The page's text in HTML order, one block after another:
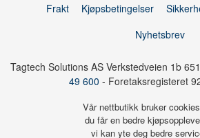
Frakt Kjøpsbetingelser
Nyhetsbrev
Tagtech Solutions AS Verkstedveien 1b
49 600 - Foretaksregisteret
Vår nettbutikk bruker
du får en bedre
vi kan yte deg bedre